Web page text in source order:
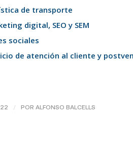
de transporte
digital, SEO y SEM
sociales
de atención al cliente y
/ POR ALFONSO BALCELLS